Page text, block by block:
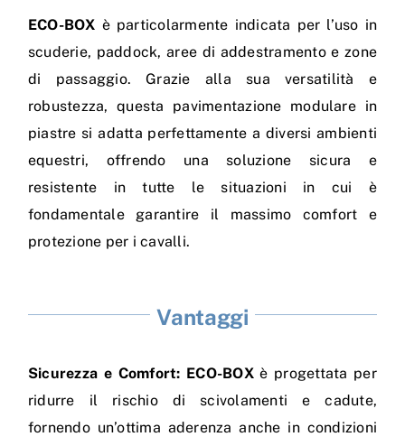
ECO-BOX è particolarmente indicata per l’uso in
scuderie, paddock, aree di addestramento e zone
di passaggio. Grazie alla sua versatilità e
robustezza, questa pavimentazione modulare in
piastre si adatta perfettamente a diversi ambienti
equestri, offrendo una soluzione sicura e
resistente in tutte le situazioni in cui è
fondamentale garantire il massimo comfort e
protezione per i cavalli.
Vantaggi
Sicurezza e Comfort: ECO-BOXè progettata per
ridurre il rischio di scivolamenti e cadute,
fornendo un’ottima aderenza anche in condizioni